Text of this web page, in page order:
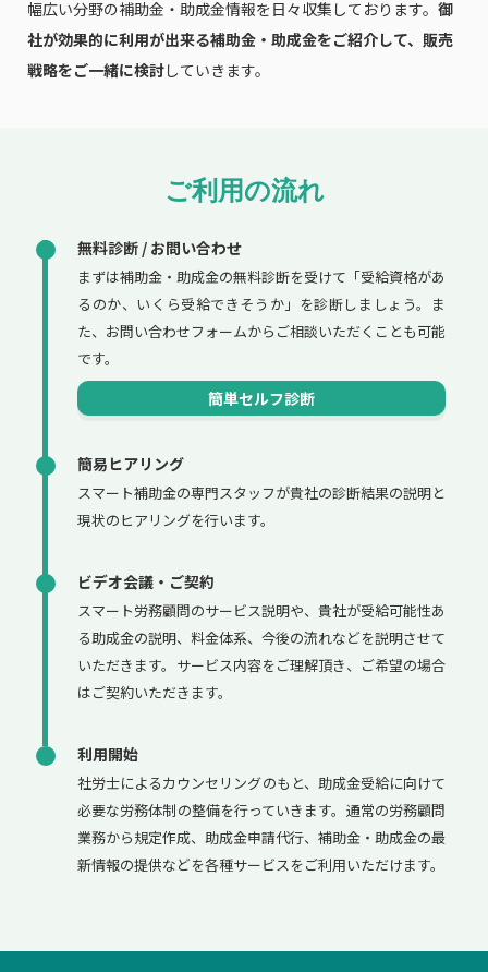
幅広い分野の補助金・助成金情報を日々収集しております。 御
社が効果的に利用が出来る補助金・助成金をご紹介して、販売
戦略をご一緒に検討していきます。
ご利用の流れ
無料診断 / お問い合わせ
まずは補助金・助成金の無料診断を受けて「受給資格があ
るのか、いくら受給できそうか」を診断しましょう。ま
た、お問い合わせフォームからご相談いただくことも可能
です。
簡単セルフ診断
簡易ヒアリング
スマート補助金の専門スタッフが貴社の診断結果の説明と
現状のヒアリングを行います。
ビデオ会議・ご契約
スマート労務顧問のサービス説明や、貴社が受給可能性あ
る助成金の説明、料金体系、今後の流れなどを説明させて
いただきます。サービス内容をご理解頂き、ご希望の場合
はご契約いただきます。
利用開始
社労士によるカウンセリングのもと、助成金受給に向けて
必要な労務体制の整備を行っていきます。通常の労務顧問
業務から規定作成、助成金申請代行、補助金・助成金の最
新情報の提供などを各種サービスをご利用いただけます。